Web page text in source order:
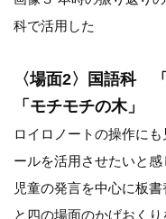
科で活用した
〈場面2〉国語科
「モチモチの木」
ロイロノートの操作に
ールを活用させたいと感
児童の発言を中心に板
と四の場面のかげおく